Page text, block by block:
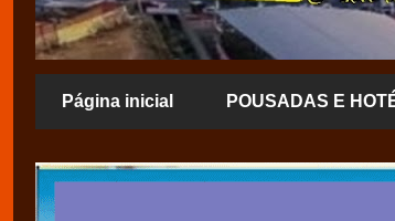
Página inicial POUSADAS E